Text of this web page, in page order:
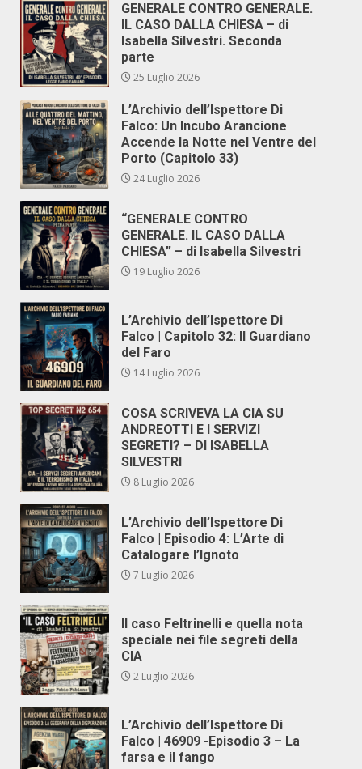
GENERALE CONTRO GENERALE.
IL CASO DALLA CHIESA – di
Isabella Silvestri. Seconda
parte
25 Luglio 2026
L’Archivio dell’Ispettore Di
Falco: Un Incubo Arancione
Accende la Notte nel Ventre del
Porto (Capitolo 33)
24 Luglio 2026
“GENERALE CONTRO
GENERALE. IL CASO DALLA
CHIESA” – di Isabella Silvestri
19 Luglio 2026
L’Archivio dell’Ispettore Di
Falco | Capitolo 32: Il Guardiano
del Faro
14 Luglio 2026
COSA SCRIVEVA LA CIA SU
ANDREOTTI E I SERVIZI
SEGRETI? – DI ISABELLA
SILVESTRI
8 Luglio 2026
L’Archivio dell’Ispettore Di
Falco | Episodio 4: L’Arte di
Catalogare l’Ignoto
7 Luglio 2026
Il caso Feltrinelli e quella nota
speciale nei file segreti della
CIA
2 Luglio 2026
L’Archivio dell’Ispettore Di
Falco | 46909 -Episodio 3 – La
farsa e il fango